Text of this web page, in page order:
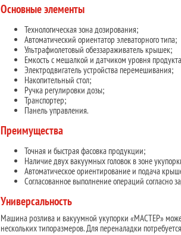
Основные элементы
Технологическая зона дозирования;
Автоматический ориентатор элеваторного типа;
Ультрафиолетовый обеззараживатель крышек;
Емкость с мешалкой и датчиком уровня
Электродвигатель устройства перемешивания;
Накопительный стол;
Ручка регулировки дозы;
Транспортер;
Панель управления.
Преимущества
Точная и быстрая фасовка продукции;
Наличие двух вакуумных головок в зоне
Автоматическое ориентирование и подача
Согласованное выполнение операций согласно
Универсальность
Машина розлива и вакуумной укупорки «МАСТЕР»
нескольких типоразмеров. Для переналадки